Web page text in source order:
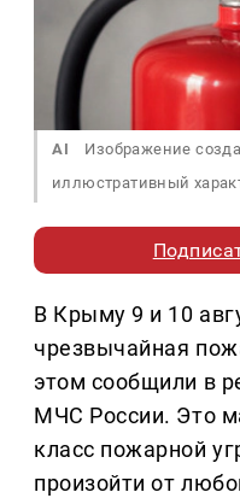
AI
Изображение
иллюстративный
В Крыму 9 и 10
чрезвычайная
этом сообщили в
МЧС России. Это
класс пожарной
произойти от